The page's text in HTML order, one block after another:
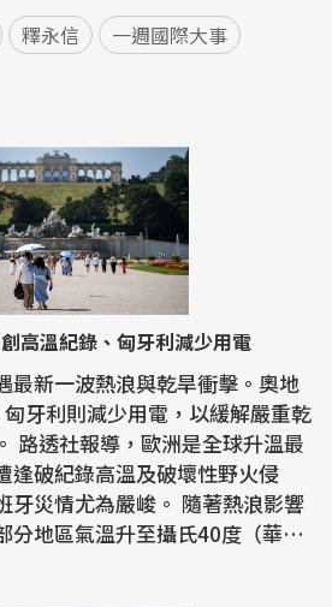
釋永信
一週國際大事
高溫紀錄、匈牙利減少用電
最新一波熱浪與乾旱衝擊。奧地
牙利則減少用電，以緩解嚴重乾
逢破紀錄高溫及破壞性野火侵
為嚴峻。 隨著熱浪影響
地區氣溫升至攝氏40度（華氏1